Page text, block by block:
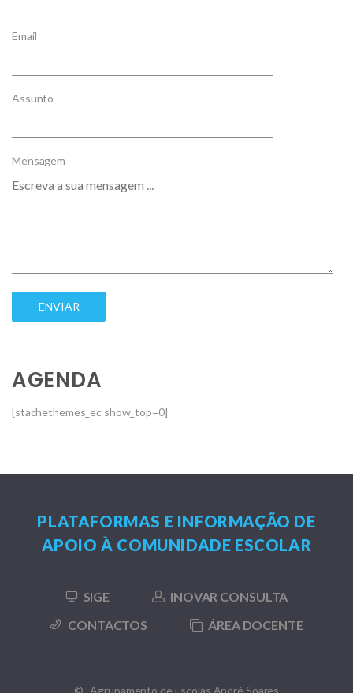
Email
Assunto
Mensagem
AGENDA
[stachethemes_ec show_top=0]
PLATAFORMAS E INFORMAÇÃO DE
APOIO À COMUNIDADE ESCOLAR
SIGE
INOVAR CONSULTA
CONTACTOS
ÁREA DOCENTE